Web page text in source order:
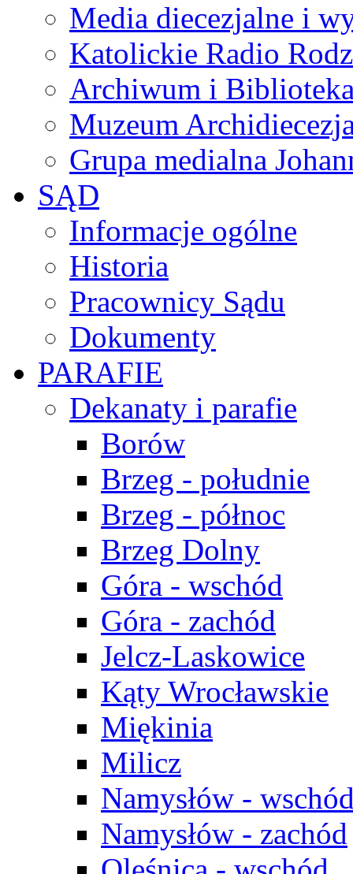
Media diecezjalne i
Katolickie Radio
Archiwum i
Muzeum
Grupa medialna
SĄD
Informacje ogólne
Historia
Pracownicy Sądu
Dokumenty
PARAFIE
Dekanaty i parafie
Borów
Brzeg - południe
Brzeg - północ
Brzeg Dolny
Góra - wschód
Góra - zachód
Jelcz-Laskowice
Kąty Wrocławskie
Miękinia
Milicz
Namysłów -
Namysłów - zachód